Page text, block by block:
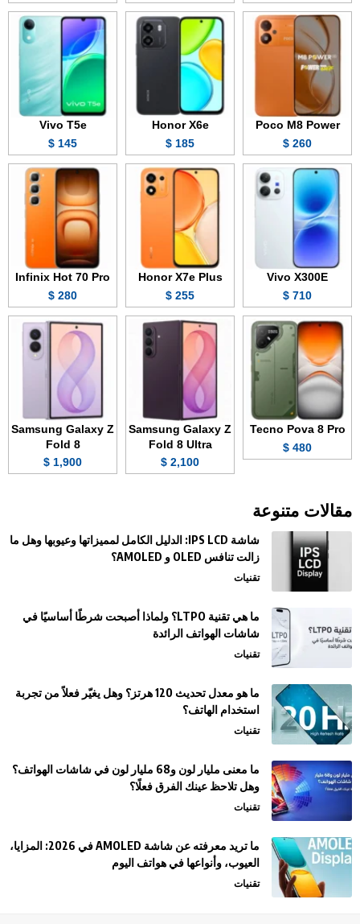
Poco M8 Power
260 $
Honor X6e
185 $
Vivo T5e
145 $
Vivo X300E
710 $
Honor X7e Plus
255 $
Infinix Hot 70 Pro
280 $
Tecno Pova 8 Pro
480 $
Samsung Galaxy Z
Fold 8 Ultra
2,100 $
Samsung Galaxy Z
Fold 8
1,900 $
مقالات متنوعة
شاشة IPS LCD: الدليل الكامل لمميزاتها وعيوبها وهل ما
زالت تنافس OLED و AMOLED؟
تقنيات
ما هي تقنية LTPO؟ ولماذا أصبحت شرطًا أساسيًا في
شاشات الهواتف الرائدة
تقنيات
ما هو معدل تحديث 120 هرتز؟ وهل يغيّر فعلاً من تجربة
استخدام الهاتف؟
تقنيات
ما معنى مليار لون و68 مليار لون في شاشات الهواتف؟
وهل تلاحظ عينك الفرق فعلًا؟
تقنيات
ما تريد معرفته عن شاشة AMOLED في 2026: المزايا،
العيوب، وأنواعها في هواتف اليوم
تقنيات